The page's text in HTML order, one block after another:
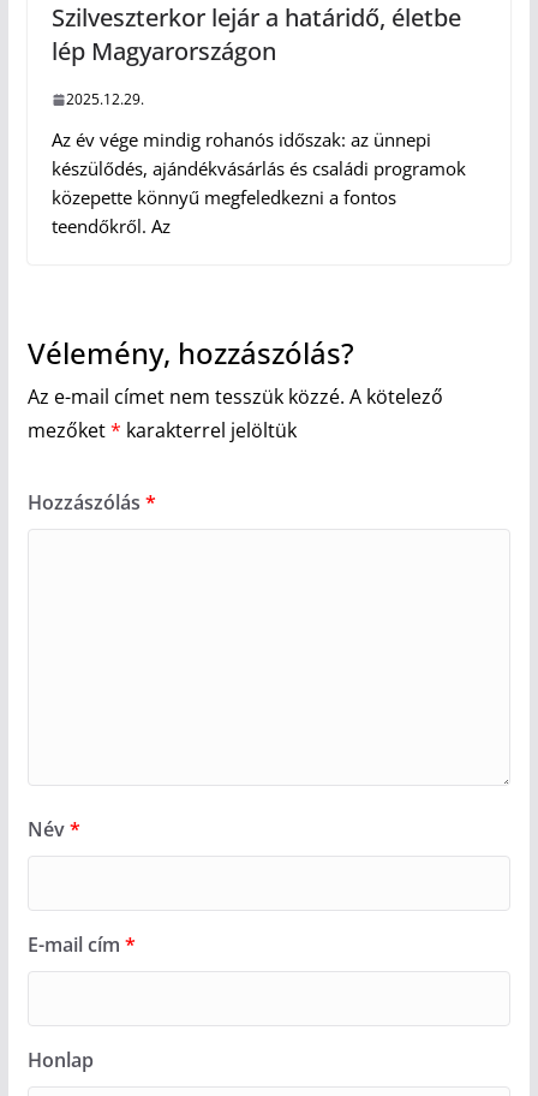
Szilveszterkor lejár a határidő, életbe
lép Magyarországon
2025.12.29.
Az év vége mindig rohanós időszak: az ünnepi
készülődés, ajándékvásárlás és családi programok
közepette könnyű megfeledkezni a fontos
teendőkről. Az
Vélemény, hozzászólás?
Az e-mail címet nem tesszük közzé. A kötelező
mezőket* karakterrel jelöltük
Hozzászólás *
Név*
E-mail cím *
Honlap